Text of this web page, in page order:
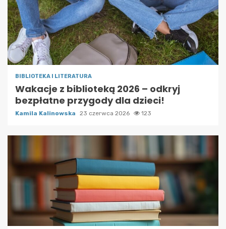
BIBLIOTEKA I LITERATURA
Wakacje z biblioteką 2026 – odkryj
bezpłatne przygody dla dzieci!
Kamila Kalinowska 23 czerwca 2026 123